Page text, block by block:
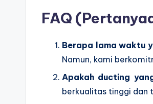
FAQ
Berapa lama waktu
Namun, kami
Apakah ducting
berkualitas tinggi dan